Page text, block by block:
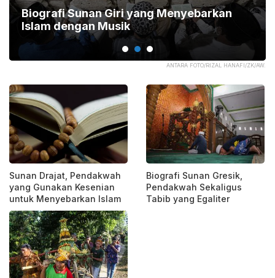
ANTARA FOTO/RIZAL HANAFI/ZK/AW.
Biografi Sunan Giri yang Menyebarkan
Islam dengan Musik
Sunan Drajat, Pendakwah
yang Gunakan Kesenian
untuk Menyebarkan Islam
Biografi Sunan Gresik,
Pendakwah Sekaligus
Tabib yang Egaliter